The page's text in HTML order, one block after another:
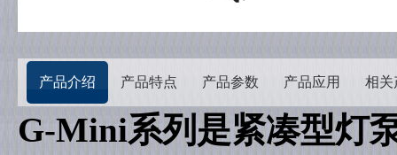
产品介绍 产品特点 产品参数 产品应用 相关
G-Mini系列是紧凑型灯